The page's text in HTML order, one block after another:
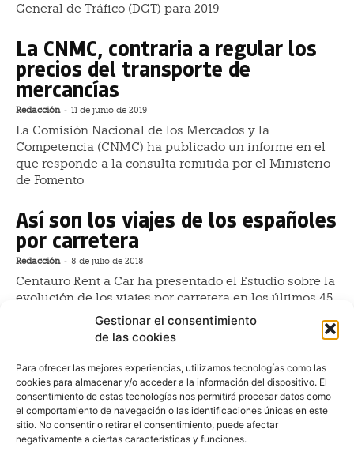
Gestionar el consentimiento
de las cookies
Para ofrecer las mejores experiencias, utilizamos tecnologías como las
cookies para almacenar y/o acceder a la información del dispositivo. El
consentimiento de estas tecnologías nos permitirá procesar datos como
el comportamiento de navegación o las identificaciones únicas en este
sitio. No consentir o retirar el consentimiento, puede afectar
negativamente a ciertas características y funciones.
General de Tráfico (DGT) para 2019
La CNMC, contraria a regular los
precios del transporte de
mercancías
Redacción - 11 de junio de 2019
La Comisión Nacional de los Mercados y la
Competencia (CNMC) ha publicado un informe en el
que responde a la consulta remitida por el Ministerio
de Fomento
Así son los viajes de los españoles
por carretera
Redacción - 8 de julio de 2018
Centauro Rent a Car ha presentado el Estudio sobre la
evolución de los viajes por carretera en los últimos 45
años, que ha sido elaborado a partir de 1.300
entrevistas en toda España para realizar una
Una cuarta parte de las empresas
no cuenta con una política de
seguridad en carretera, según
TomTom Telematics